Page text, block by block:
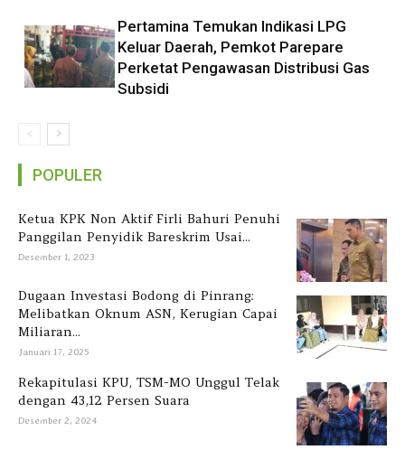
Pertamina Temukan Indikasi LPG
Keluar Daerah, Pemkot Parepare
Perketat Pengawasan Distribusi Gas
Subsidi
POPULER
Ketua KPK Non Aktif Firli Bahuri Penuhi
Panggilan Penyidik Bareskrim Usai...
Desember 1, 2023
Dugaan Investasi Bodong di Pinrang:
Melibatkan Oknum ASN, Kerugian Capai
Miliaran...
Januari 17, 2025
Rekapitulasi KPU, TSM-MO Unggul Telak
dengan 43,12 Persen Suara
Desember 2, 2024